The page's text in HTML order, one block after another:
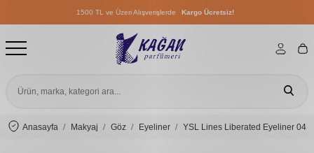
1500 TL ve Üzeri Alışverişlerde Kargo Ücretsiz!
1500 TL ve Üzeri Alışverişlerde
1500 TL ve Üzeri Alışverişlerde
Anasayfa Makyaj Göz Eyeliner YSL Lines Liberated Eyeliner 04